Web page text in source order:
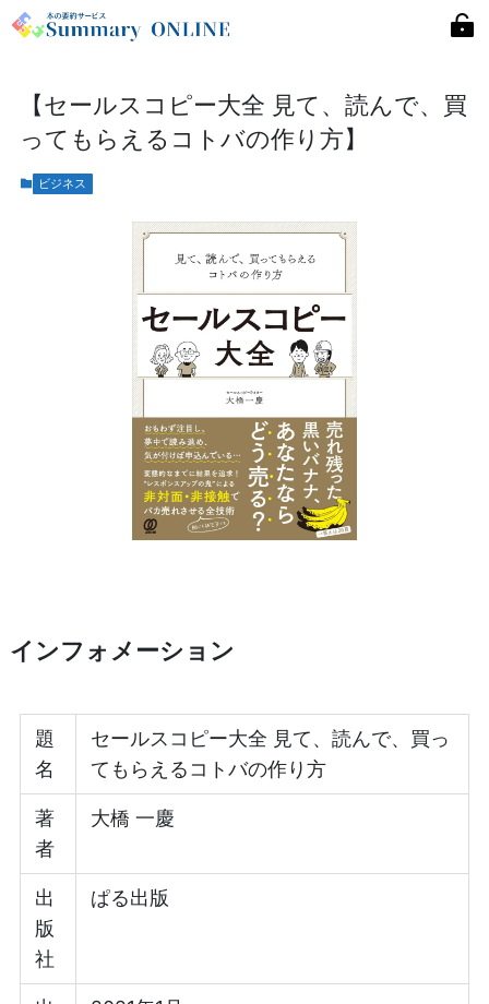
【セールスコピー大全 見て、読んで、買
ってもらえるコトバの作り方】
ビジネス
インフォメーション
題
名
セールスコピー大全 見て、読んで、買っ
てもらえるコトバの作り方
著
者
大橋 一慶
出
版
社
ぱる出版